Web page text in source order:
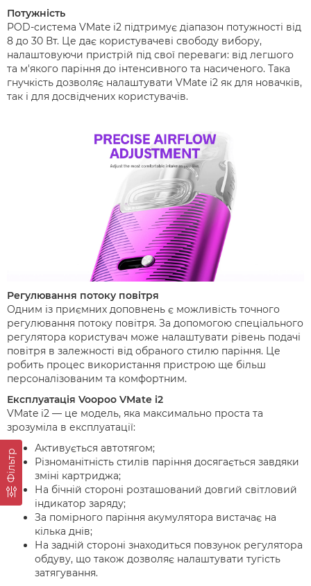
Фільтр
Потужність
POD-система VMate i2 підтримує діапазон потужності від
8 до 30 Вт. Це дає користувачеві свободу вибору,
налаштовуючи пристрій під свої переваги: від легшого
та м'якого паріння до інтенсивного та насиченого. Така
гнучкість дозволяє налаштувати VMate i2 як для новачків,
так і для досвідчених користувачів.
Регулювання потоку повітря
Одним із приємних доповнень є можливість точного
регулювання потоку повітря. За допомогою спеціального
регулятора користувач може налаштувати рівень подачі
повітря в залежності від обраного стилю паріння. Це
робить процес використання пристрою ще більш
персоналізованим та комфортним.
Експлуатація Voopoo VMate i2
VMate i2 — це модель, яка максимально проста та
зрозуміла в експлуатації:
Активується автотягом;
Різноманітність стилів паріння досягається завдяки
зміні картриджа;
На бічній стороні розташований довгий світловий
індикатор заряду;
За помірного паріння акумулятора вистачає на
кілька днів;
На задній стороні знаходиться повзунок регулятора
обдуву, що також дозволяє налаштувати тугість
затягування.